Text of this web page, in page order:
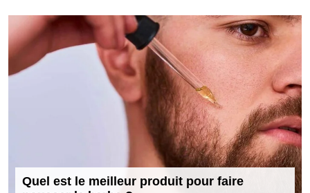
Quel est le meilleur produit pour faire